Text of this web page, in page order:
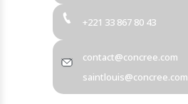
+221 33 867 80 43
contact@concree.com
saintlouis@concree.com